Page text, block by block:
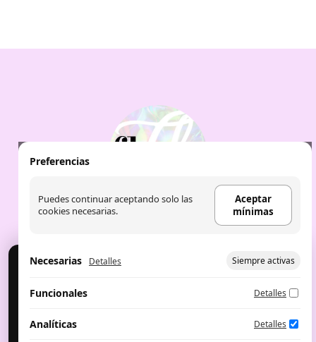
privacidad
Cookies
aceptar, rechazar o configurar.
Configurar preferencias Aceptar mínimas
Preferencias
Puedes continuar aceptando solo las
cookies necesarias.
Aceptar
mínimas
Necesarias Detalles Siempre activas
Funcionales Detalles
Analíticas Detalles